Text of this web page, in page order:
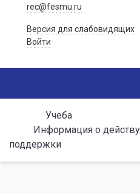
rec@fesmu.ru
Версия для слабовидящих
Войти
Учеба
Информация о
поддержки